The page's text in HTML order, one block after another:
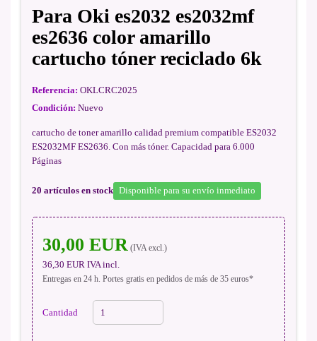
Para Oki es2032 es2032mf
es2636 color amarillo
cartucho tóner reciclado 6k
Referencia: OKLCRC2025
Condición: Nuevo
cartucho de toner amarillo calidad premium compatible ES2032
ES2032MF ES2636. Con más tóner. Capacidad para 6.000
Páginas
20 artículos en stock Disponible para su envío inmediato
30,00 EUR (IVA excl.)
36,30 EUR IVA incl.
Entregas en 24 h. Portes gratis en pedidos de más de 35 euros*
Cantidad